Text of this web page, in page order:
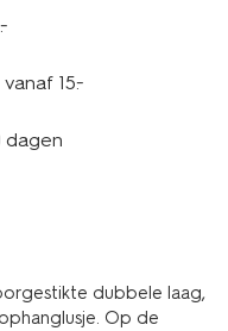
15.-
dagen
dubbele laag,
Op de